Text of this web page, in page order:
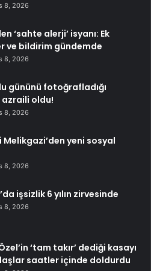
8, 2026
‘sahte alerji’ isyanı: Ek
ve bildirim gündemde
8, 2026
gününü fotoğrafladığı
oldu!
8, 2026
Melikgazi’den yeni sosyal
8, 2026
işsizlik 6 yılın zirvesinde
8, 2026
‘tam takır’ dediği kasayı
saatler içinde doldurdu